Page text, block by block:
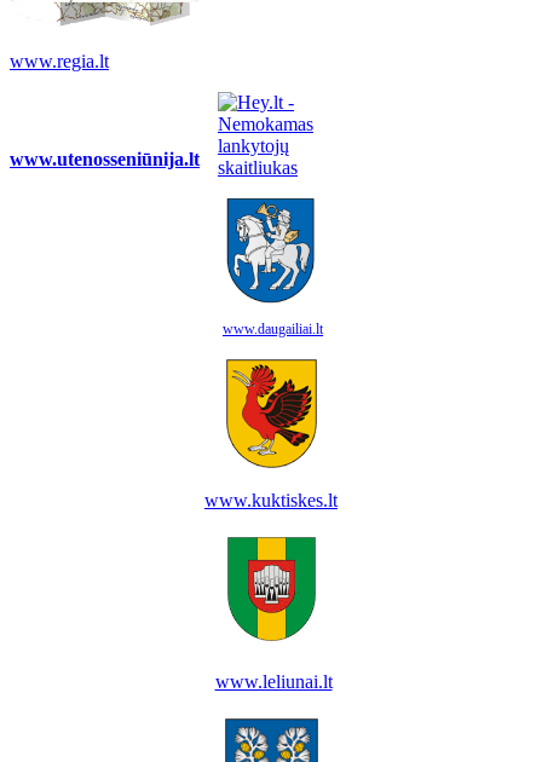
www.regia.lt
www.utenosseniūnija.lt
www.daugailiai.lt
www.kuktiskes.lt
www.leliunai.lt